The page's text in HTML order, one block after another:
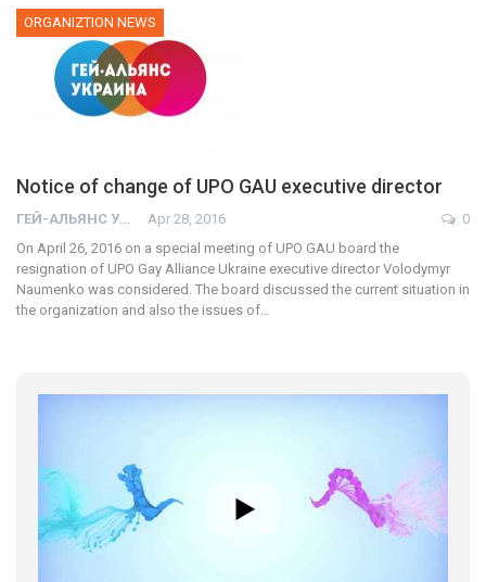
ORGANIZTION NEWS
Notice of change of UPO GAU executive director
ГЕЙ-АЛЬЯНС УКРАИНА Apr 28, 2016
0
On April 26, 2016 on a special meeting of UPO GAU board the
resignation of UPO Gay Alliance Ukraine executive director Volodymyr
Naumenko was considered. The board discussed the current situation in
the organization and also the issues of…